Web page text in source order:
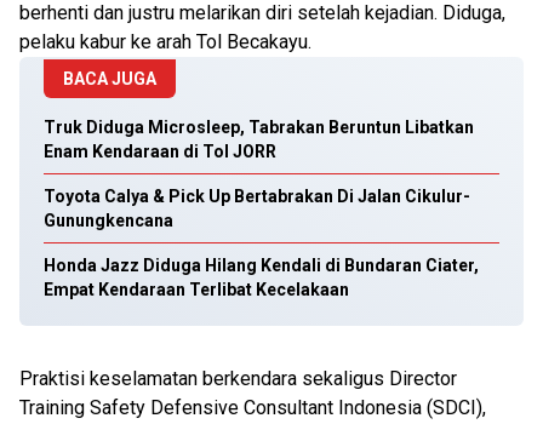
berhenti dan justru melarikan diri setelah kejadian. Diduga,
pelaku kabur ke arah Tol Becakayu.
BACA JUGA
Truk Diduga Microsleep, Tabrakan Beruntun Libatkan
Enam Kendaraan di Tol JORR
Toyota Calya & Pick Up Bertabrakan Di Jalan Cikulur-
Gunungkencana
Honda Jazz Diduga Hilang Kendali di Bundaran Ciater,
Empat Kendaraan Terlibat Kecelakaan
Praktisi keselamatan berkendara sekaligus Director
Training Safety Defensive Consultant Indonesia (SDCI),